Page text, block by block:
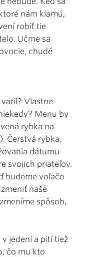
nám klamú,
robiť tie
Učme sa
chudé
varil? Vlastne
Menu by
rybka na
Čerstvá rybka,
dátumu
svojich priateľov.
budeme voľačo
naše
spôsob,
v jedení a pití tiež
čo mu kto